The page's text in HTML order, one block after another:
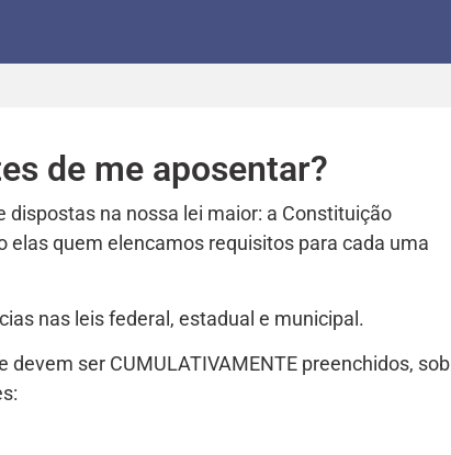
de me aposentar?
na nossa lei maior: a Constituição
elas quem elencamos requisitos para cada uma
nas leis federal, estadual e municipal.
ser CUMULATIVAMENTE preenchidos, sob